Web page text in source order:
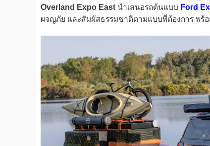
Overland Expo East นำเสนอรถต้นแบบ Ford
ผจญภัย และสัมผัสธรรมชาติตามแบบที่ต้องการ พร้